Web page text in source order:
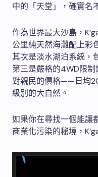
中的「天堂」，確實名
作為世界最大沙島，
公里純天然海灘配上彩
其次是淡水湖泊系統，
第三是嚴格的4WD限
對親民的價格——日均
級別的大自然。
如果你在尋找一個能讓
商業化污染的秘境，